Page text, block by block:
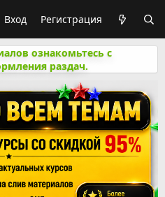
Вход Регистрация
ознакомьтесь с
раздач.